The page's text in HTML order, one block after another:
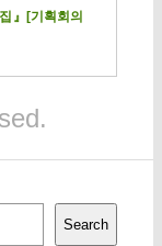
』[기획회의
Search